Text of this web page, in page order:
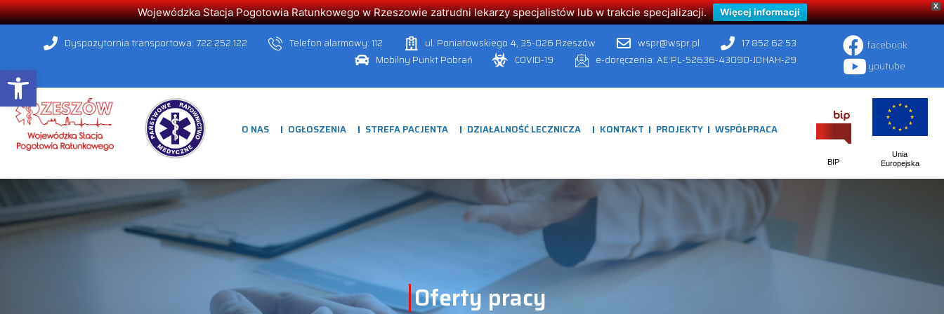
Open toolbar
X
Wojewódzka Stacja Pogotowia Ratunkowego w Rzeszowie zatrudni lekarzy specjalistów lub w trakcie specjalizacji. Więcej informacji
Dyspozytornia transportowa: 722 252 122 Telefon alarmowy: 112 ul. Poniatowskiego 4, 35-026 Rzeszów wspr@wspr.pl
17 852 62 53
Mobilny Punkt Pobrań
COVID-19 e-doręczenia: AE:PL-52636-43090-JDHAH-29
facebook
youtube
O NAS OGŁOSZENIA STREFA PACJENTA DZIAŁALNOŚĆ LECZNICZA KONTAKT PROJEKTY WSPÓŁPRACA
BIP
Unia
Europejska
Oferty pracy